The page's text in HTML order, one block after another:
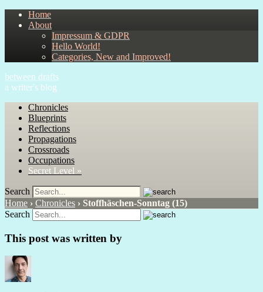
Home
About
Impressum & GDPR
Hello World!
Categories, New and Improved!
between drafts
a writer's blog
Chronicles
Blueprints
Reflections
Propagations
Crossroads
Occupations
Secret Level »
Search
Home › Chronicles › Stoffhäschen-Sonntag (15)
Search
This post was written by